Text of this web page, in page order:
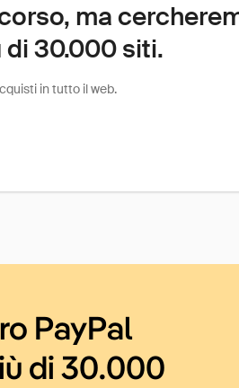
ma
30.000 siti.
in tutto il web.
PayPal
di 30.000